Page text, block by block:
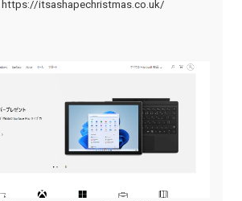
https://itsashapechristmas.co.uk/